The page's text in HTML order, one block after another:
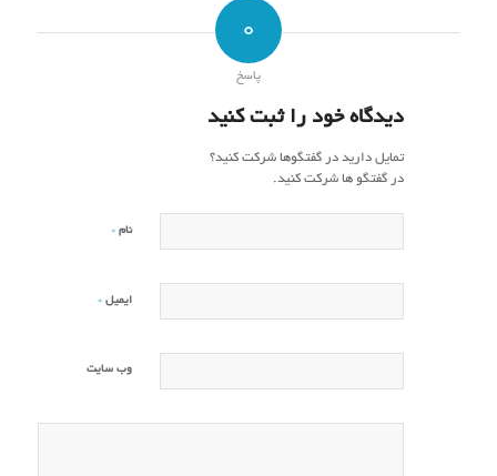
0
پاسخ
دیدگاه خود را ثبت کنید
تمایل دارید در گفتگوها شرکت کنید؟
در گفتگو ها شرکت کنید.
نام *
ایمیل *
وب‌ سایت